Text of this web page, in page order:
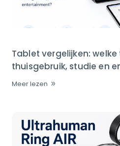
Tablet vergelijken:
thuisgebruik, studie en
Meer lezen